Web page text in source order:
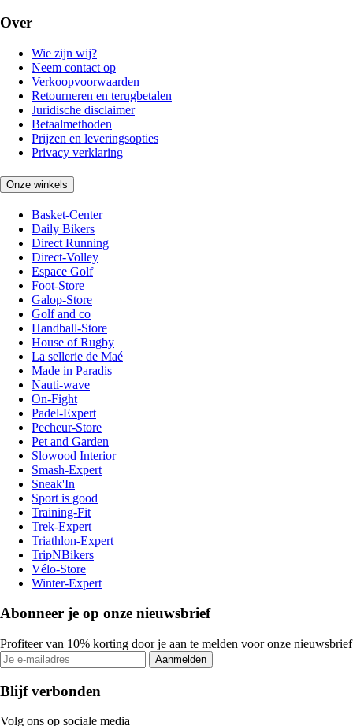
Over
Wie zijn wij?
Neem contact op
Verkoopvoorwaarden
Retourneren en terugbetalen
Juridische disclaimer
Betaalmethoden
Prijzen en leveringsopties
Privacy verklaring
Onze winkels
Basket-Center
Daily Bikers
Direct Running
Direct-Volley
Espace Golf
Foot-Store
Galop-Store
Golf and co
Handball-Store
House of Rugby
La sellerie de Maé
Made in Paradis
Nauti-wave
On-Fight
Padel-Expert
Pecheur-Store
Pet and Garden
Slowood Interior
Smash-Expert
Sneak'In
Sport is good
Training-Fit
Trek-Expert
Triathlon-Expert
TripNBikers
Vélo-Store
Winter-Expert
Abonneer je op onze nieuwsbrief
Profiteer van 10% korting door je aan te melden voor onze nieuwsbrief
Aanmelden
Blijf verbonden
Volg ons op sociale media